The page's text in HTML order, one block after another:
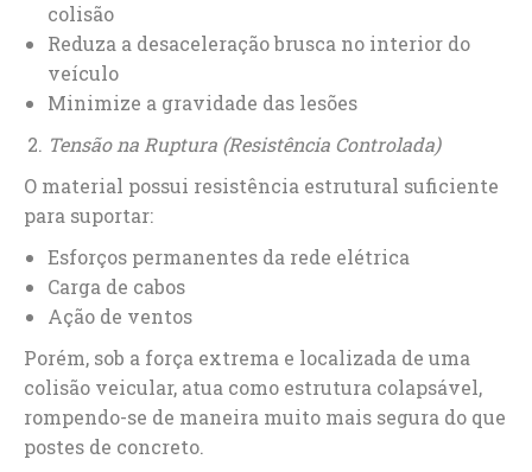
colisão
Reduza a desaceleração brusca no interior do
veículo
Minimize a gravidade das lesões
Tensão na Ruptura (Resistência Controlada)
O material possui resistência estrutural suficiente
para suportar:
Esforços permanentes da rede elétrica
Carga de cabos
Ação de ventos
Porém, sob a força extrema e localizada de uma
colisão veicular, atua como estrutura colapsável,
rompendo-se de maneira muito mais segura do que
postes de concreto.